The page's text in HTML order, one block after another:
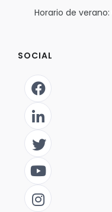
Horario de verano:
SOCIAL